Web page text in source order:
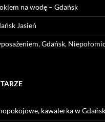
na wodę – Gdańsk
Jasień
Gdańsk,
kawalerka w